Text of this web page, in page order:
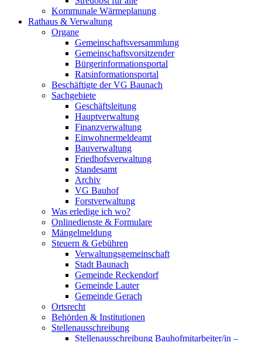
Kommunale Wärmeplanung
Rathaus & Verwaltung
Organe
Gemeinschaftsversammlung
Gemeinschaftsvorsitzender
Bürgerinformationsportal
Ratsinformationsportal
Beschäftigte der VG Baunach
Sachgebiete
Geschäftsleitung
Hauptverwaltung
Finanzverwaltung
Einwohnermeldeamt
Bauverwaltung
Friedhofsverwaltung
Standesamt
Archiv
VG Bauhof
Forstverwaltung
Was erledige ich wo?
Onlinedienste & Formulare
Mängelmeldung
Steuern & Gebühren
Verwaltungsgemeinschaft
Stadt Baunach
Gemeinde Reckendorf
Gemeinde Lauter
Gemeinde Gerach
Ortsrecht
Behörden & Institutionen
Stellenausschreibung
Stellenausschreibung Bauhofmitarbeiter/in –